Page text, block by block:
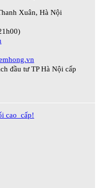
Xuân, Hà Nội
đầu tư TP Hà Nội cấp
cao cấp!